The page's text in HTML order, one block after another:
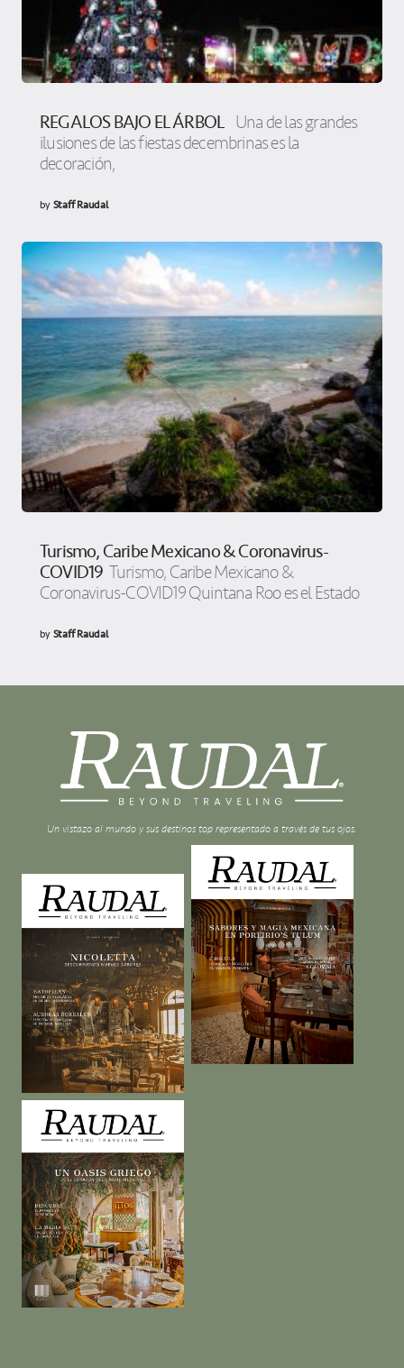
REGALOS BAJO EL ÁRBOL Una de las grandes
ilusiones de las fiestas decembrinas es la
decoración,
byStaff Raudal
Turismo, Caribe Mexicano & Coronavirus-
COVID19 Turismo, Caribe Mexicano &
Coronavirus-COVID19 Quintana Roo es el Estado
byStaff Raudal
Un vistazo al mundo y sus destinos top representado a través de tus ojos.